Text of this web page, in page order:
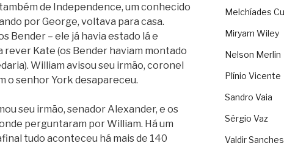
de Independence, um conhecido
por George, voltava para casa.
Bender – ele já havia estado lá e
Kate (os Bender haviam montado
William avisou seu irmão, coronel
o senhor York desapareceu.
seu irmão, senador Alexander, e os
perguntaram por William. Há um
tudo aconteceu há mais de 140
Melchíades
Miryam Wiley
Nelson Merlin
Plínio Vicente
Sandro Vaia
Sérgio Vaz
Valdir Sanches